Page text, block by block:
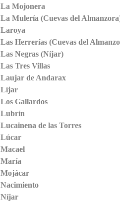
La Mojonera
La Mulería (Cuevas del
Laroya
Las Herrerías (Cuevas del
Las Negras (Níjar)
Las Tres Villas
Laujar de Andarax
Líjar
Los Gallardos
Lubrín
Lucainena de las Torres
Lúcar
Macael
María
Mojácar
Nacimiento
Níjar